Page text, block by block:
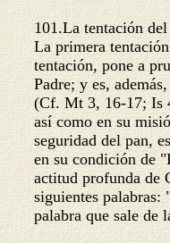
101.La tentación del
La primera
tentación, pone a
Padre; y es,
(Cf. Mt 3, 16-17; Is
así como en su
seguridad del pan,
en su condición de
actitud profunda de
siguientes
palabra que sale de